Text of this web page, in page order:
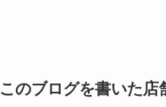
このブログを書いた店